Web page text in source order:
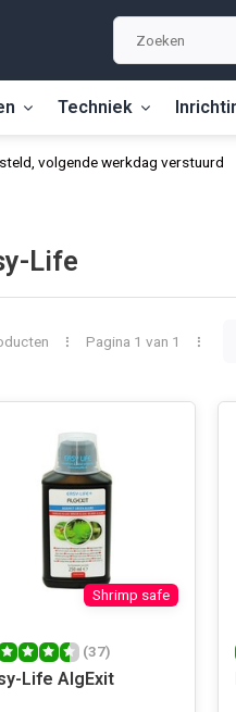
Techniek
volgende werkdag verstuurd
Life
Pagina 1 van 1
Shrimp safe
(37)
Life AlgExit